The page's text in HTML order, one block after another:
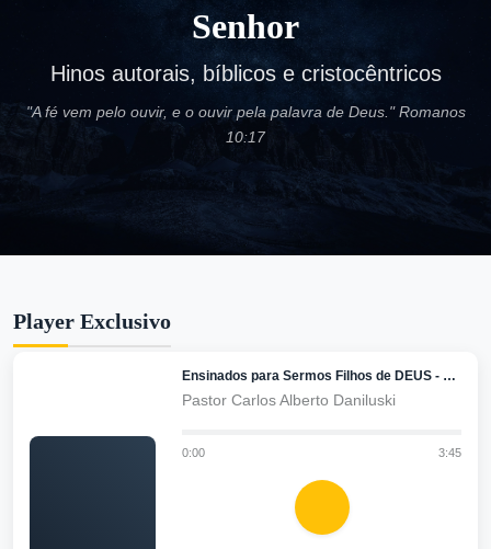
Senhor
Hinos autorais, bíblicos e cristocêntricos
"A fé vem pelo ouvir, e o ouvir pela palavra de Deus." Romanos
10:17
Player Exclusivo
Ensinados para Sermos Filhos de DEUS - Ver B
Pastor Carlos Alberto Daniluski
0:00 3:45